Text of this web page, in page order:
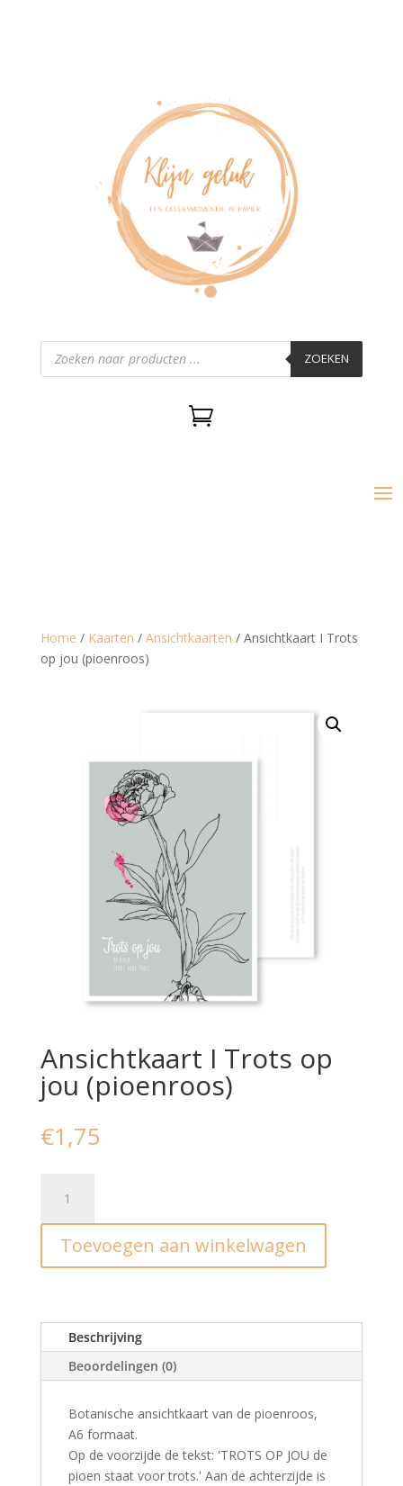
Producten
zoeken ZOEKEN

Home / Kaarten / Ansichtkaarten / Ansichtkaart I Trots
op jou (pioenroos)
Ansichtkaart I Trots op
jou (pioenroos)
€1,75
Trots
jou
Toevoegen aan winkelwagen
Beschrijving
Beoordelingen (0)
Botanische ansichtkaart van de pioenroos,
A6 formaat.
Op de voorzijde de tekst: 'TROTS OP JOU de
pioen staat voor trots.' Aan de achterzijde is